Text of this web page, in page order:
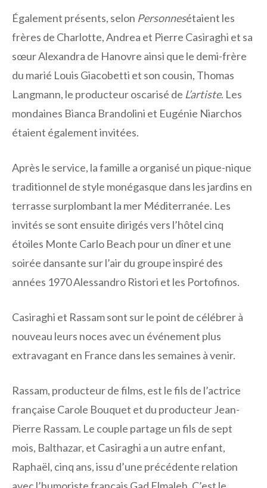
Également présents, selon Personnesétaient les
frères de Charlotte, Andrea et Pierre Casiraghi et sa
sœur Alexandra de Hanovre ainsi que le demi-frère
du marié Louis Giacobetti et son cousin, Thomas
Langmann, le producteur oscarisé de L’artiste. Les
mondaines Bianca Brandolini et Eugénie Niarchos
étaient également invitées.
Après le service, la famille a organisé un pique-nique
traditionnel de style monégasque dans les jardins en
terrasse surplombant la mer Méditerranée. Les
invités se sont ensuite dirigés vers l’hôtel cinq
étoiles Monte Carlo Beach pour un dîner et une
soirée dansante sur l’air du groupe inspiré des
années 1970 Alessandro Ristori et les Portofinos.
Casiraghi et Rassam sont sur le point de célébrer à
nouveau leurs noces avec un événement plus
extravagant en France dans les semaines à venir.
Rassam, producteur de films, est le fils de l’actrice
française Carole Bouquet et du producteur Jean-
Pierre Rassam. Le couple partage un fils de sept
mois, Balthazar, et Casiraghi a un autre enfant,
Raphaël, cinq ans, issu d’une précédente relation